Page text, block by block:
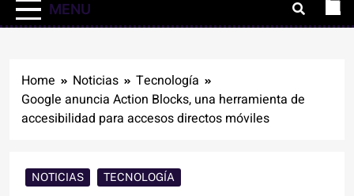
MENU
Home Noticias
Tecnología
Google anuncia Action Blocks, una herramienta de
accesibilidad para accesos directos móviles
NOTICIAS TECNOLOGÍA